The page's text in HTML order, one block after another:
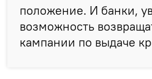
положение. И банки,
возможность
кампании по выдаче